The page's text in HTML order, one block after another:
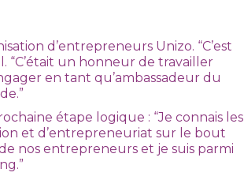
d’entrepreneurs Unizo. “C’est
“C’était un honneur de travailler
en tant qu’ambassadeur du
étape logique : “Je connais les
et d’entrepreneuriat sur le bout
nos entrepreneurs et je suis parmi